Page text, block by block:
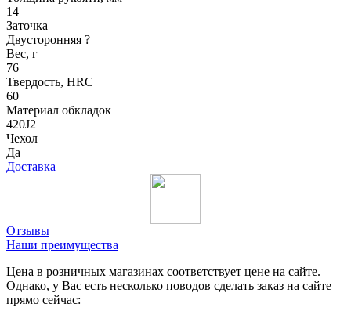
14
Заточка
Двусторонняя ?
Вес, г
76
Твердость, HRC
60
Материал обкладок
420J2
Чехол
Да
Доставка
Отзывы
Наши преимущества
Цена в розничных магазинах соответствует цене на сайте.
Однако, у Вас есть несколько поводов сделать заказ на сайте
прямо сейчас: